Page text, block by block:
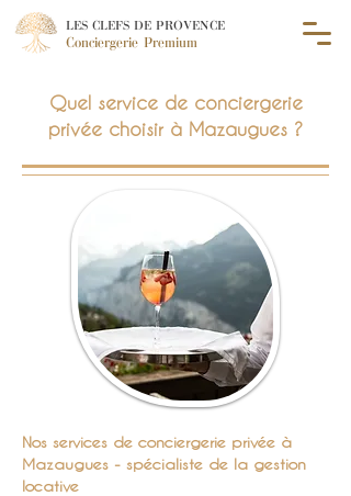
LES CLEFS DE PROVENCE
Conciergerie Premium
Quel service de conciergerie
privée choisir à Mazaugues ?
Nos services de conciergerie privée à
Mazaugues - spécialiste de la gestion
locative